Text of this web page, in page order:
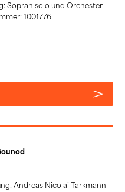
Sopran solo und Orchester
1001776
Andreas Nicolai Tarkmann